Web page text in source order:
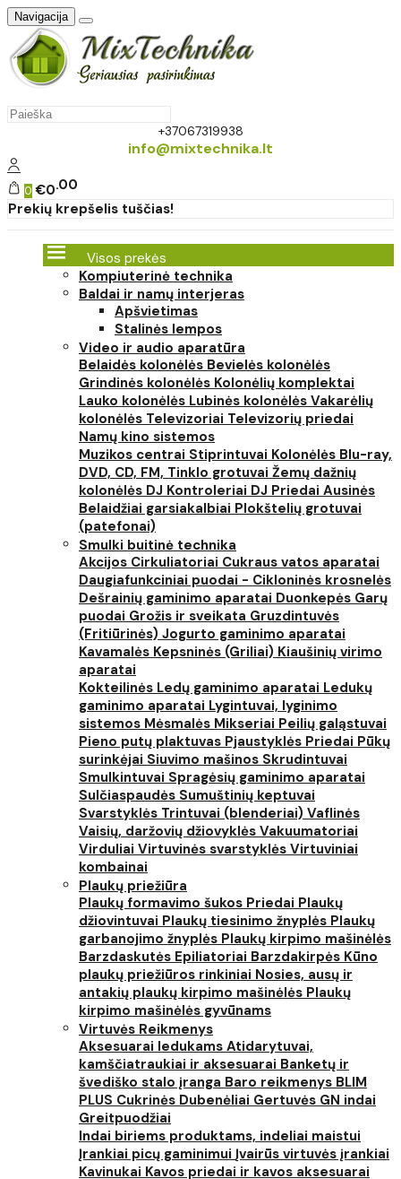
Navigacija
+37067319938
info@mixtechnika.lt
0 €0 00
Prekių krepšelis tuščias!
Visos prekės
Kompiuterinė technika
Baldai ir namų interjeras
Apšvietimas
Stalinės lempos
Video ir audio aparatūra
Belaidės kolonėlės Bevielės kolonėlės
Grindinės kolonėlės Kolonėlių komplektai
Lauko kolonėlės Lubinės kolonėlės Vakarėlių
kolonėlės Televizoriai Televizorių priedai
Namų kino sistemos
Muzikos centrai Stiprintuvai Kolonėlės Blu-ray,
DVD, CD, FM, Tinklo grotuvai Žemų dažnių
kolonėlės DJ Kontroleriai DJ Priedai Ausinės
Belaidžiai garsiakalbiai Plokštelių grotuvai
(patefonai)
Smulki buitinė technika
Akcijos Cirkuliatoriai Cukraus vatos aparatai
Daugiafunkciniai puodai - Cikloninės krosnelės
Dešrainių gaminimo aparatai Duonkepės Garų
puodai Grožis ir sveikata Gruzdintuvės
(Fritiūrinės) Jogurto gaminimo aparatai
Kavamalės Kepsninės (Griliai) Kiaušinių virimo
aparatai
Kokteilinės Ledų gaminimo aparatai Ledukų
gaminimo aparatai Lygintuvai, lyginimo
sistemos Mėsmalės Mikseriai Peilių galąstuvai
Pieno putų plaktuvas Pjaustyklės Priedai Pūkų
surinkėjai Siuvimo mašinos Skrudintuvai
Smulkintuvai Spragėsių gaminimo aparatai
Sulčiaspaudės Sumuštinių keptuvai
Svarstyklės Trintuvai (blenderiai) Vaflinės
Vaisių, daržovių džiovyklės Vakuumatoriai
Virduliai Virtuvinės svarstyklės Virtuviniai
kombainai
Plaukų priežiūra
Plaukų formavimo šukos Priedai Plaukų
džiovintuvai Plaukų tiesinimo žnyplės Plaukų
garbanojimo žnyplės Plaukų kirpimo mašinėlės
Barzdaskutės Epiliatoriai Barzdakirpės Kūno
plaukų priežiūros rinkiniai Nosies, ausų ir
antakių plaukų kirpimo mašinėlės Plaukų
kirpimo mašinėlės gyvūnams
Virtuvės Reikmenys
Aksesuarai ledukams Atidarytuvai,
kamščiatraukiai ir aksesuarai Banketų ir
švediško stalo įranga Baro reikmenys BLIM
PLUS Cukrinės Dubenėliai Gertuvės GN indai
Greitpuodžiai
Indai biriems produktams, indeliai maistui
Įrankiai picų gaminimui Įvairūs virtuvės įrankiai
Kavinukai Kavos priedai ir kavos aksesuarai